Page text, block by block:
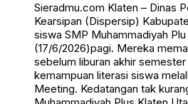
Sieradmu.com Klaten – Dinas
Kearsipan (Dispersip)
siswa SMP Muhammadiyah
(17/6/2026)pagi. Mereka
sebelum liburan akhir
kemampuan literasi siswa
Meeting. Kedatangan tak